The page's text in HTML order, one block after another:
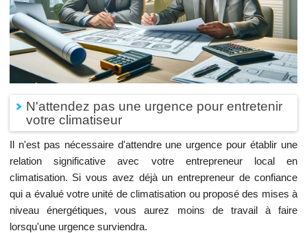
N'attendez pas une urgence pour entretenir
votre climatiseur
Il n'est pas nécessaire d'attendre une urgence pour établir une
relation significative avec votre entrepreneur local en
climatisation. Si vous avez déjà un entrepreneur de confiance
qui a évalué votre unité de climatisation ou proposé des mises à
niveau énergétiques, vous aurez moins de travail à faire
lorsqu'une urgence surviendra.